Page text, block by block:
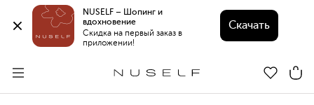
NUSELF – Шопинг и
вдохновение
Скидка на первый заказ в
приложении!
Скачать